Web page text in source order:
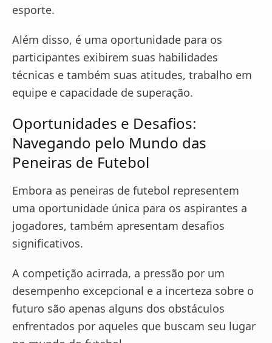
esporte.
Além disso, é uma oportunidade para os
participantes exibirem suas habilidades
técnicas e também suas atitudes, trabalho em
equipe e capacidade de superação.
Oportunidades e Desafios:
Navegando pelo Mundo das
Peneiras de Futebol
Embora as peneiras de futebol representem
uma oportunidade única para os aspirantes a
jogadores, também apresentam desafios
significativos.
A competição acirrada, a pressão por um
desempenho excepcional e a incerteza sobre o
futuro são apenas alguns dos obstáculos
enfrentados por aqueles que buscam seu lugar